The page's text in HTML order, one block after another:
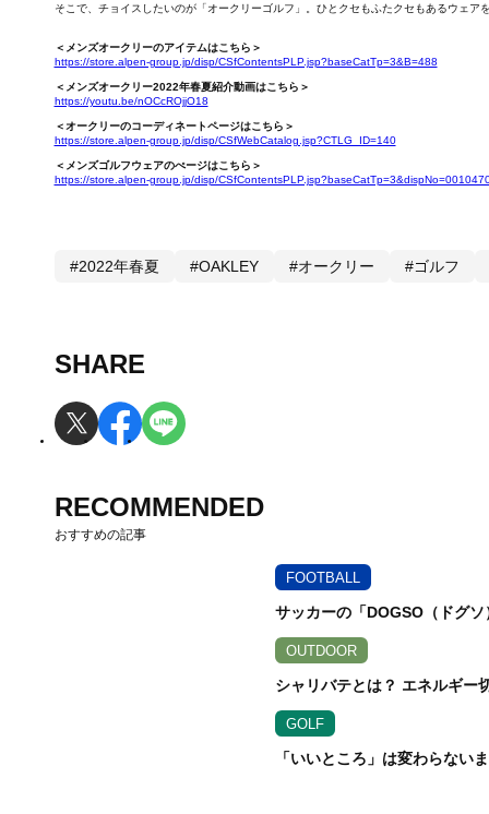
そこで、チョイスしたいのが「オークリーゴルフ」。ひとクセもふたクセもあるウェ
＜メンズオークリーのアイテムはこちら＞
https://store.alpen-group.jp/disp/CSfContentsPLP.jsp?baseCatTp=3&B=488
＜メンズオークリー2022年春夏紹介動画はこちら＞
https://youtu.be/nOCcROjjO18
＜オークリーのコーディネートページはこちら＞
https://store.alpen-group.jp/disp/CSfWebCatalog.jsp?CTLG_ID=140
＜メンズゴルフウェアのぺージはこちら＞
https://store.alpen-group.jp/disp/
#2022年春夏 #OAKLEY #オークリー #ゴルフ
SHARE
RECOMMENDED
おすすめの記事
FOOTBALL
サッカーの「DOGSO（ドグ
OUTDOOR
シャリバテとは？ エネルギー
GOLF
「いいところ」は変わらな